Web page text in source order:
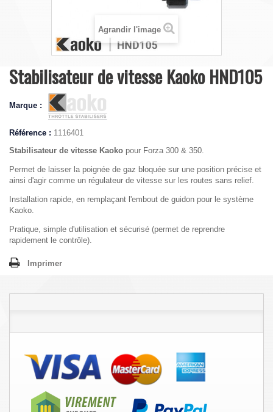
Agrandir l'image
Stabilisateur de vitesse Kaoko HND105
Marque :
Référence : 1116401
Stabilisateur de vitesse Kaoko pour Forza 300 & 350.
Permet de laisser la poignée de gaz bloquée sur une position précise et
ainsi d'agir comme un régulateur de vitesse sur les routes sans relief.
Installation rapide, en remplaçant l'embout de guidon pour le système
Kaoko.
Pratique, simple d'utilisation et sécurisé (permet de reprendre
rapidement le contrôle).
Imprimer